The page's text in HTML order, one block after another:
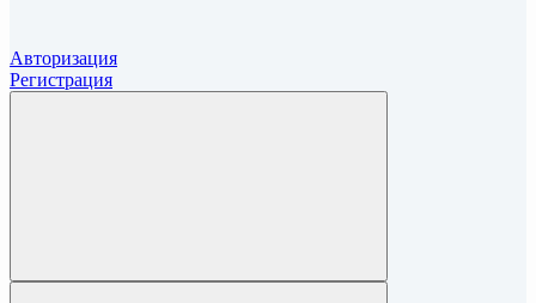
Авторизация
Регистрация